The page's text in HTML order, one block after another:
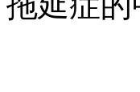
拖延症的